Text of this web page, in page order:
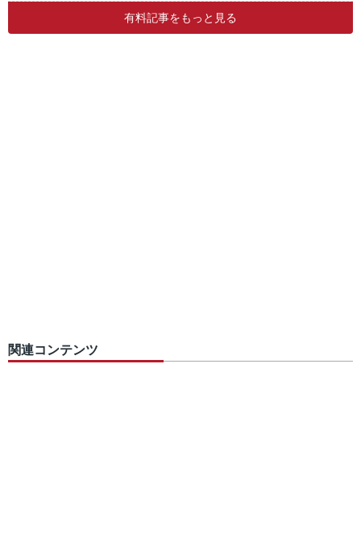
有料記事をもっと見る
関連コンテンツ